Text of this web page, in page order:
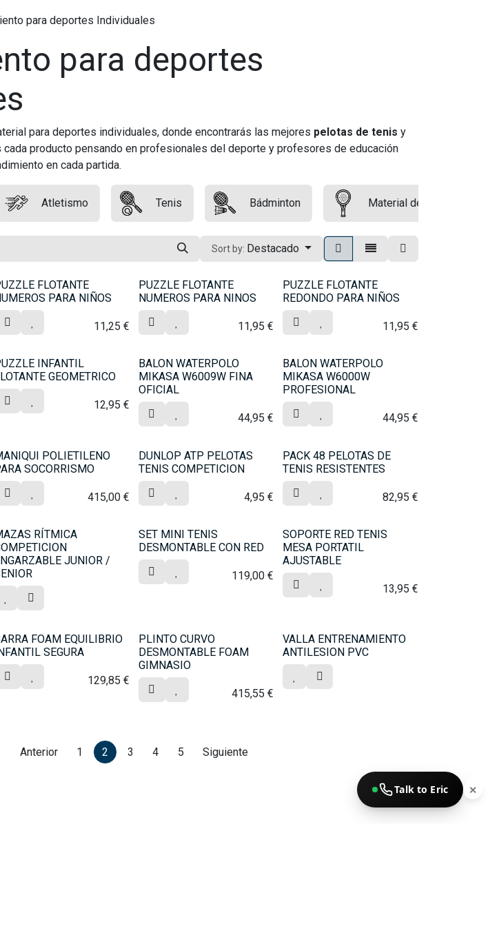
para deportes Individuales
para deportes
para deportes individuales, donde encontrarás las mejores pelotas de tenis y
cada producto pensando en profesionales del deporte y profesores de educación
en cada partida.
Atletismo Tenis Bádminton Material de pádel
Sort by: Destacado
FLOTANTE
PARA NIÑOS
11,25 €
PUZZLE FLOTANTE
NUMEROS PARA NINOS
11,95 €
PUZZLE FLOTANTE
REDONDO PARA NIÑOS
11,95 €
INFANTIL
GEOMETRICO
12,95 €
BALON WATERPOLO
MIKASA W6009W FINA
OFICIAL
44,95 €
BALON WATERPOLO
MIKASA W6000W
PROFESIONAL
44,95 €
POLIETILENO
SOCORRISMO
415,00€
DUNLOP ATP PELOTAS
TENIS COMPETICION
4,95 €
PACK 48 PELOTAS DE
TENIS RESISTENTES
82,95 €
RÍTMICA
JUNIOR /
SET MINI TENIS
DESMONTABLE CON RED
119,00 €
SOPORTE RED TENIS
MESA PORTATIL
AJUSTABLE
13,95 €
FOAM EQUILIBRIO
SEGURA
129,85 €
PLINTO CURVO
DESMONTABLE FOAM
GIMNASIO
415,55 €
VALLA ENTRENAMIENTO
ANTILESION PVC
Anterior 1 2 3 4 5 Siguiente
Talk to Eric ✕